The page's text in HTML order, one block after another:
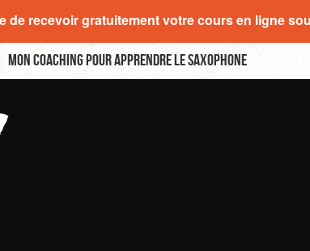
Mon coaching pour apprendre le saxophone
de recevoir gratuitement votre cours en ligne